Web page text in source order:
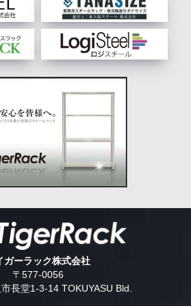
ガーラック株式会社
〒577-0056
長堂1-3-14 TOKUYASU Bld.